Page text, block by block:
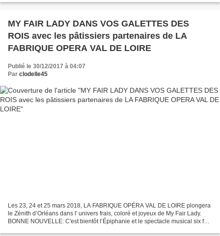
MY FAIR LADY DANS VOS GALETTES DES
ROIS avec les pâtissiers partenaires de LA
FABRIQUE OPERA VAL DE LOIRE
Publié le 30/12/2017 à 04:07
Par clodelle45
Les 23, 24 et 25 mars 2018, LA FABRIQUE OPÉRA VAL DE LOIRE plongera
le Zénith d’Orléans dans l' univers frais, coloré et joyeux de My Fair Lady.
BONNE NOUVELLE: C'est bientôt l’Épiphanie et le spectacle musical six fois